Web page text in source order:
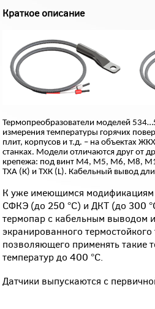
Краткое описание
Термопреобразователи моделей
измерения температуры горячих
плит, корпусов и т.д. – на объектах
станках. Модели отличаются друг от
крепежа: под винт М4, М5, М6, М8,
ТХА (К) и ТХК (L). Кабельный вывод
К уже имеющимся
СФКЭ (до 250 °C) и ДКТ (до 300
термопар с кабельным выводом
экранированного
позволяющего применять такие
температур до 400 °C.
Датчики выпускаются с